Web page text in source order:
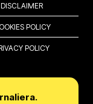
DISCLAIMER
POLICY
POLICY